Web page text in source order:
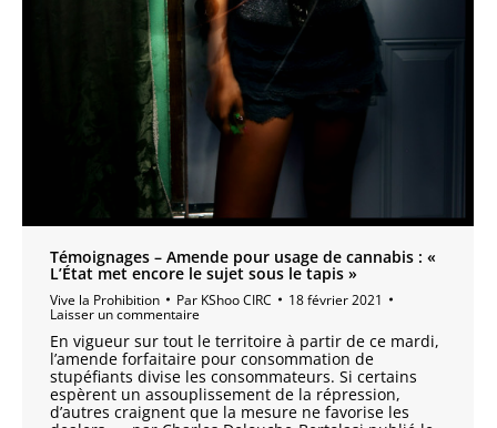
Témoignages – Amende pour usage de cannabis : «
L’État met encore le sujet sous le tapis »
Vive la Prohibition Par KShoo CIRC 18 février 2021
Laisser un commentaire
En vigueur sur tout le territoire à partir de ce mardi,
l’amende forfaitaire pour consommation de
stupéfiants divise les consommateurs. Si certains
espèrent un assouplissement de la répression,
d’autres craignent que la mesure ne favorise les